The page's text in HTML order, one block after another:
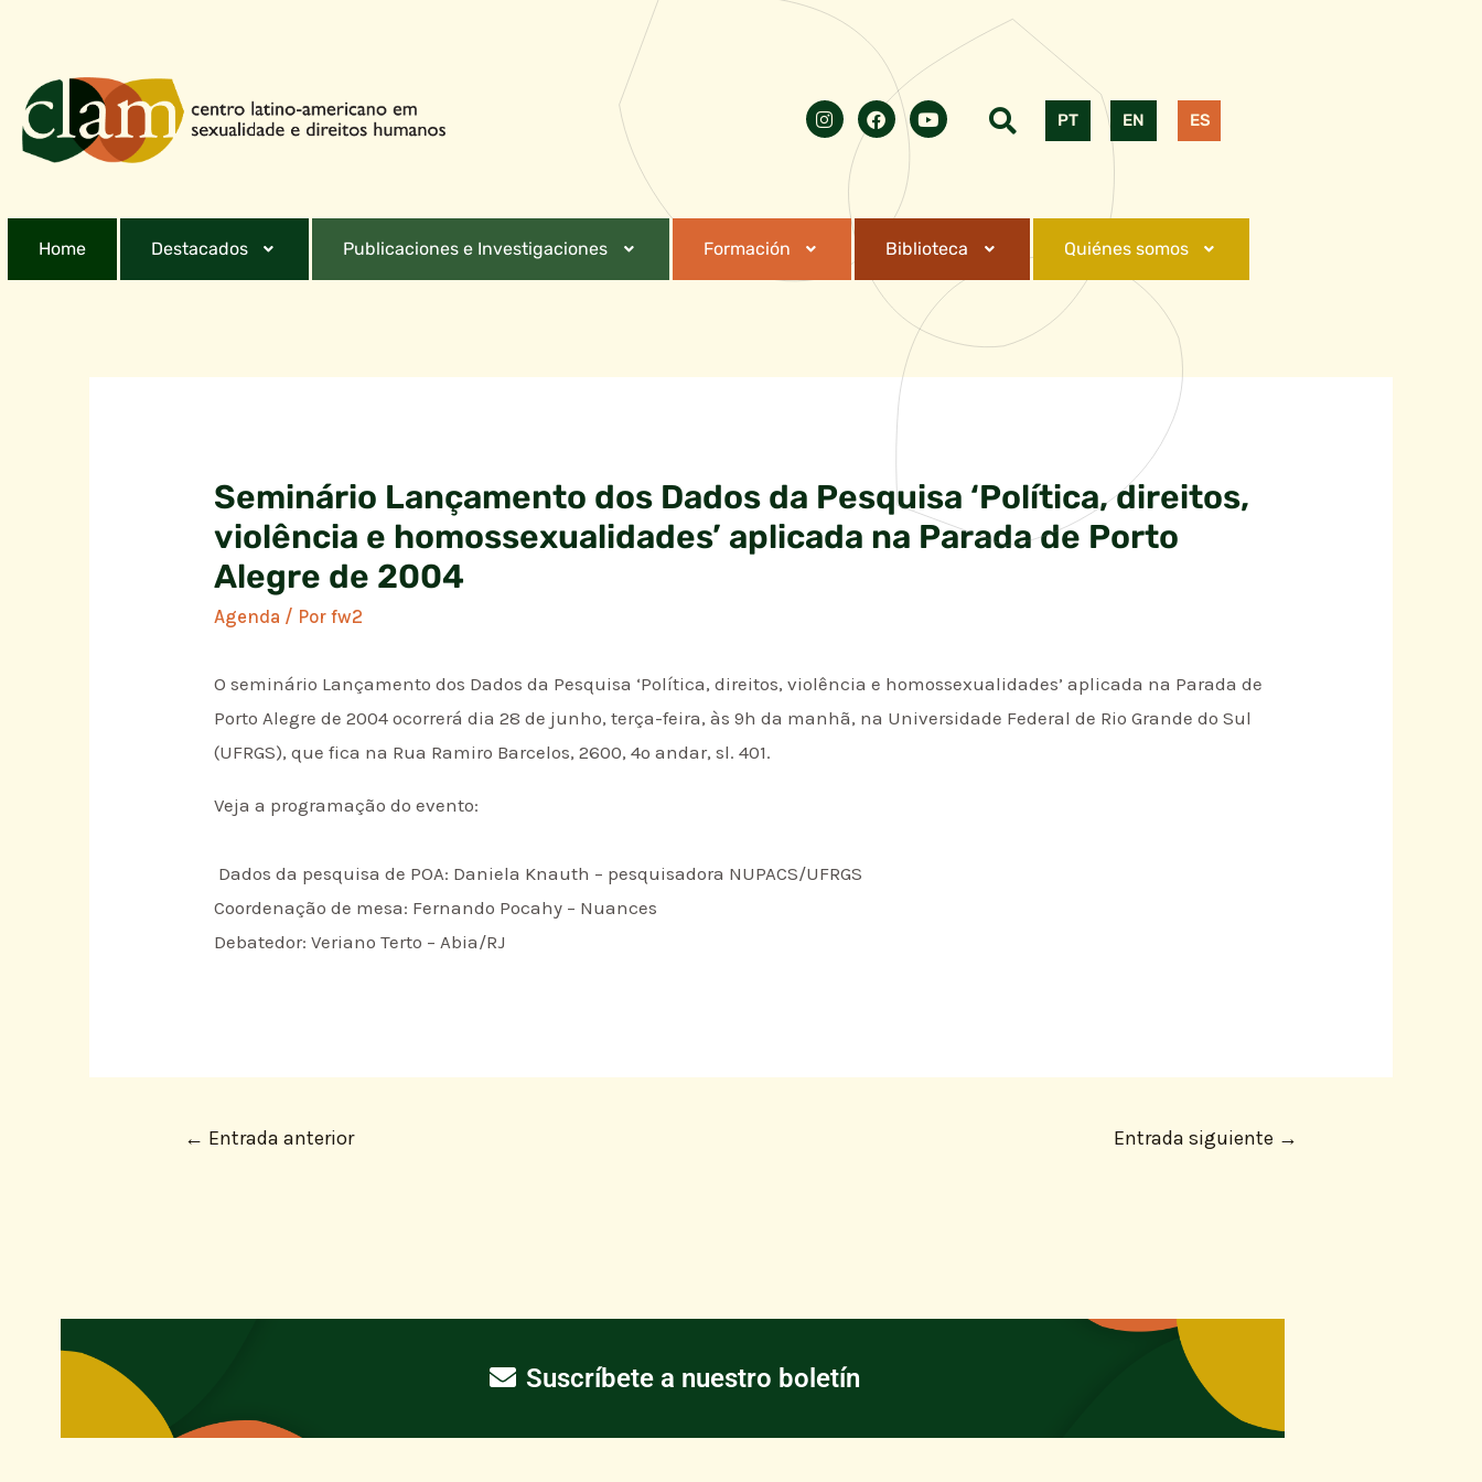
PT EN ES
Home Destacados Publicaciones e Investigaciones Formación Biblioteca Quiénes somos
Seminário Lançamento dos Dados da Pesquisa ‘Política, direitos,
violência e homossexualidades’ aplicada na Parada de Porto
Alegre de 2004
Agenda / Porfw2
O seminário Lançamento dos Dados da Pesquisa ‘Política, direitos, violência e homossexualidades’ aplicada na Parada de
Porto Alegre de 2004 ocorrerá dia 28 de junho, terça-feira, às 9h da manhã, na Universidade Federal de Rio Grande do Sul
(UFRGS), que fica na Rua Ramiro Barcelos, 2600, 4º andar, sl. 401.
Veja a programação do evento:
Dados da pesquisa de POA: Daniela Knauth – pesquisadora NUPACS/UFRGS
Coordenação de mesa: Fernando Pocahy – Nuances
Debatedor: Veriano Terto – Abia/RJ
← Entrada anterior Entrada siguiente →
Suscríbete a nuestro boletín